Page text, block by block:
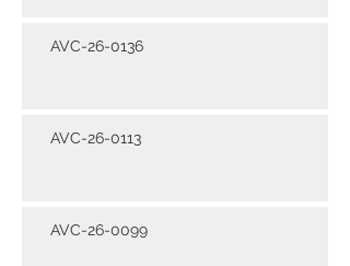
AVC-26-0136
AVC-26-0113
AVC-26-0099